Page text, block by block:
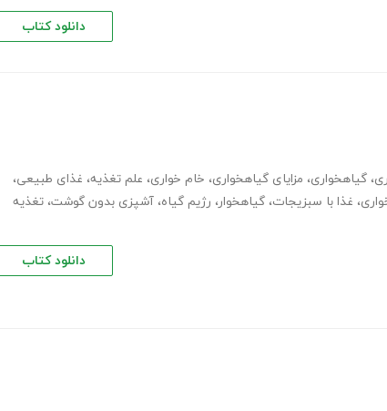
دانلود کتاب
، گیاهخواری، مزایای گیاهخواری، خام خواری، علم تغذیه، غذای طبیعی،
، غذا با سبزیجات، گیاهخوار، رژیم گیاه، آشپزی بدون گوشت، تغذیه
دانلود کتاب